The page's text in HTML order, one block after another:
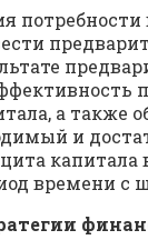
а также
и
капитала
времени с